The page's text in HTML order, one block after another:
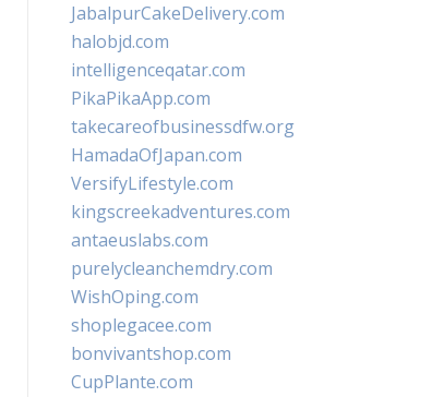
JabalpurCakeDelivery.com
halobjd.com
intelligenceqatar.com
PikaPikaApp.com
takecareofbusinessdfw.org
HamadaOfJapan.com
VersifyLifestyle.com
kingscreekadventures.com
antaeuslabs.com
purelycleanchemdry.com
WishOping.com
shoplegacee.com
bonvivantshop.com
CupPlante.com